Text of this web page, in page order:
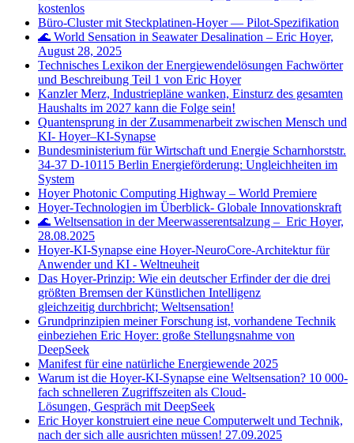
kostenlos
Büro‑Cluster mit Steckplatinen‑Hoyer — Pilot‑Spezifikation
🌊 World Sensation in Seawater Desalination – Eric Hoyer,
August 28, 2025
Technisches Lexikon der Energiewendelösungen Fachwörter
und Beschreibung Teil 1 von Eric Hoyer
Kanzler Merz, Industriepläne wanken, Einsturz des gesamten
Haushalts im 2027 kann die Folge sein!
Quantensprung in der Zusammenarbeit zwischen Mensch und
KI- Hoyer–KI-Synapse
Bundesministerium für Wirtschaft und Energie Scharnhorststr.
34-37 D-10115 Berlin Energieförderung: Ungleichheiten im
System
Hoyer Photonic Computing Highway – World Premiere
Hoyer-Technologien im Überblick- Globale Innovationskraft
🌊 Weltsensation in der Meerwasserentsalzung – Eric Hoyer,
28.08.2025
Hoyer-KI-Synapse eine Hoyer-NeuroCore-Architektur für
Anwender und KI - Weltneuheit
Das Hoyer-Prinzip: Wie ein deutscher Erfinder der die drei
größten Bremsen der Künstlichen Intelligenz
gleichzeitig durchbricht; Weltsensation!
Grundprinzipien meiner Forschung ist, vorhandene Technik
einbeziehen Eric Hoyer: große Stellungsnahme von
DeepSeek
Manifest für eine natürliche Energiewende 2025
Warum ist die Hoyer-KI-Synapse eine Weltsensation? 10 000-
fach schnelleren Zugriffszeiten als Cloud-
Lösungen, Gespräch mit DeepSeek
Eric Hoyer konstruiert eine neue Computerwelt und Technik,
nach der sich alle ausrichten müssen! 27.09.2025